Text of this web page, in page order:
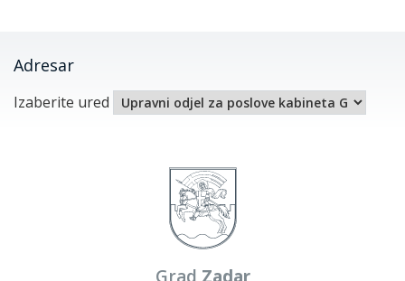
Adresar
Izaberite ured